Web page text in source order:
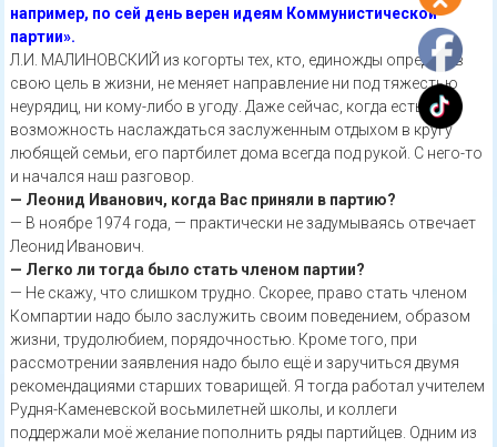
например, по сей день верен идеям Коммунистической
партии».
Л.И. МАЛИНОВСКИЙ из когорты тех, кто, единожды определив
свою цель в жизни, не меняет направление ни под тяжестью
неурядиц, ни кому-либо в угоду. Даже сейчас, когда есть
возможность наслаждаться заслуженным отдыхом в кругу
любящей семьи, его партбилет дома всегда под рукой. С него-то
и начался наш разговор.
— Леонид Иванович, когда Вас приняли в партию?
— В ноябре 1974 года, — практически не задумываясь отвечает
Леонид Иванович.
— Легко ли тогда было стать членом партии?
— Не скажу, что слишком трудно. Скорее, право стать членом
Компартии надо было заслужить своим поведением, образом
жизни, трудолюбием, порядочностью. Кроме того, при
рассмотрении заявления надо было ещё и заручиться двумя
рекомендациями старших товарищей. Я тогда работал учителем
Рудня-Каменевской восьмилетней школы, и коллеги
поддержали моё желание пополнить ряды партийцев. Одним из